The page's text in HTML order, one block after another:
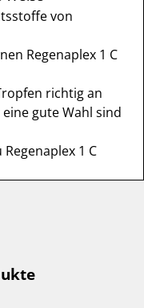
von
Regenaplex 1 C
richtig an
gute Wahl sind
1 C